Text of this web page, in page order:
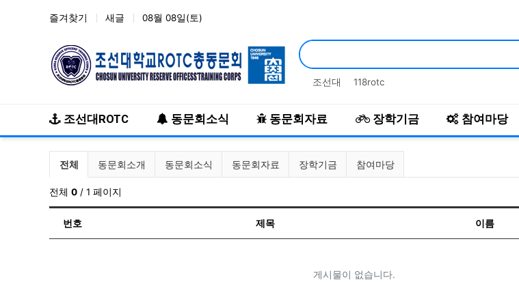
즐겨찾기 새글 08월 08일(토)
인기검색어
조선대 118rotc
메인 메뉴
조선대ROTC 동문회소식 동문회자료 장학기금 참여마당
전체게시물 그룹 목록
전체 동문회소개 동문회소식 동문회자료 장학기금 참여마당
전체 0 / 1 페이지
번호
제목 이름
게시물이 없습니다.